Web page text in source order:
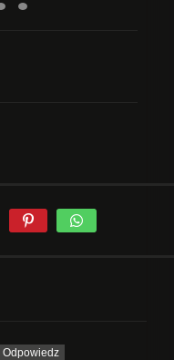
Odpowiedz